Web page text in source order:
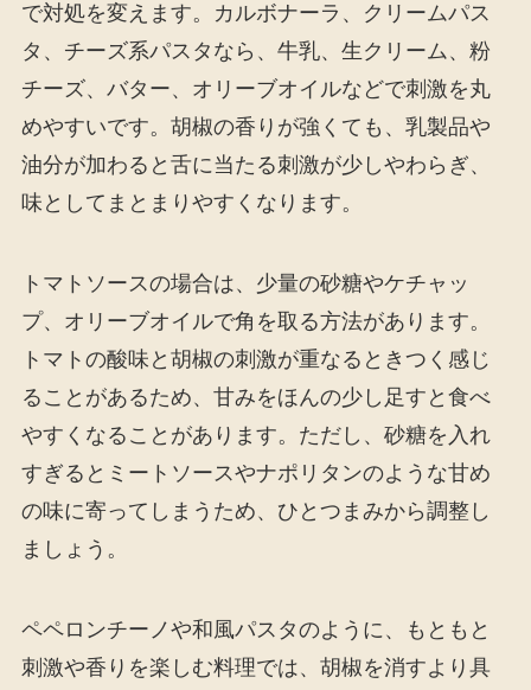
で対処を変えます。カルボナーラ、クリームパス
タ、チーズ系パスタなら、牛乳、生クリーム、粉
チーズ、バター、オリーブオイルなどで刺激を丸
めやすいです。胡椒の香りが強くても、乳製品や
油分が加わると舌に当たる刺激が少しやわらぎ、
味としてまとまりやすくなります。
トマトソースの場合は、少量の砂糖やケチャッ
プ、オリーブオイルで角を取る方法があります。
トマトの酸味と胡椒の刺激が重なるときつく感じ
ることがあるため、甘みをほんの少し足すと食べ
やすくなることがあります。ただし、砂糖を入れ
すぎるとミートソースやナポリタンのような甘め
の味に寄ってしまうため、ひとつまみから調整し
ましょう。
ペペロンチーノや和風パスタのように、もともと
刺激や香りを楽しむ料理では、胡椒を消すより具